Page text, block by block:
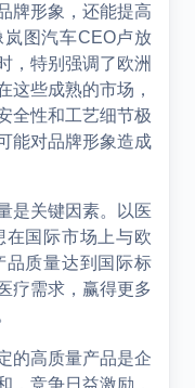
牌形象，还能提高
图汽车CEO卢放
，特别强调了欧洲
这些成熟的市场，
全性和工艺细节极
能对品牌形象造成
是关键因素。以医
国际市场上与欧
品质量达到国际标
疗需求，赢得更多
的高质量产品是企
，竞争日益激励，